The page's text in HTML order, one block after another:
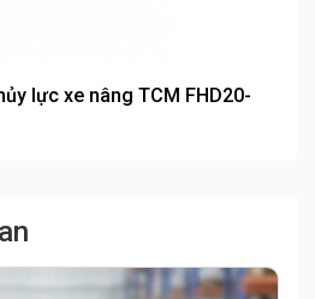
lực xe nâng TCM FHD20-